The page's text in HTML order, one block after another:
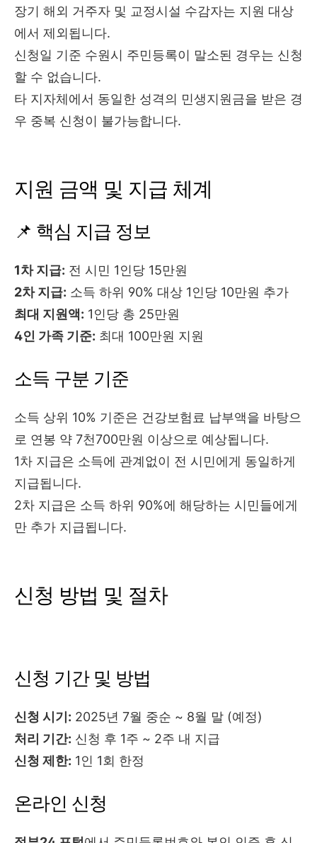
장기 해외 거주자 및 교정시설 수감자는 지원 대상
에서 제외됩니다.
신청일 기준 수원시 주민등록이 말소된 경우는 신청
할 수 없습니다.
타 지자체에서 동일한 성격의 민생지원금을 받은 경
우 중복 신청이 불가능합니다.
지원 금액 및 지급 체계
📌 핵심 지급 정보
1차 지급: 전 시민 1인당 15만원
2차 지급: 소득 하위 90% 대상 1인당 10만원 추가
최대 지원액: 1인당 총 25만원
4인 가족 기준: 최대 100만원 지원
소득 구분 기준
소득 상위 10% 기준은 건강보험료 납부액을 바탕으
로 연봉 약 7천700만원 이상으로 예상됩니다.
1차 지급은 소득에 관계없이 전 시민에게 동일하게
지급됩니다.
2차 지급은 소득 하위 90%에 해당하는 시민들에게
만 추가 지급됩니다.
신청 방법 및 절차
신청 기간 및 방법
신청 시기: 2025년 7월 중순 ~ 8월 말 (예정)
처리 기간: 신청 후 1주 ~ 2주 내 지급
신청 제한: 1인 1회 한정
온라인 신청